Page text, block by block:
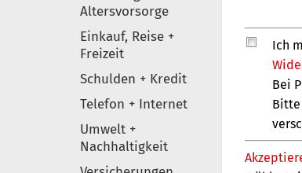
Altersvorsorge
Einkauf, Reise +
Freizeit
Schulden + Kredit
Telefon + Internet
Umwelt +
Nachhaltigkeit